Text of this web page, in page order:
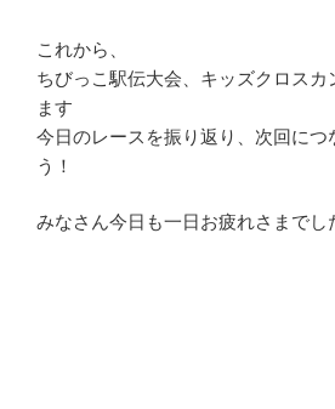
これから、
ちびっこ駅伝大会、キッズクロスカ
ます
今日のレースを振り返り、次回につ
う！
みなさん今日も一日お疲れさまでし